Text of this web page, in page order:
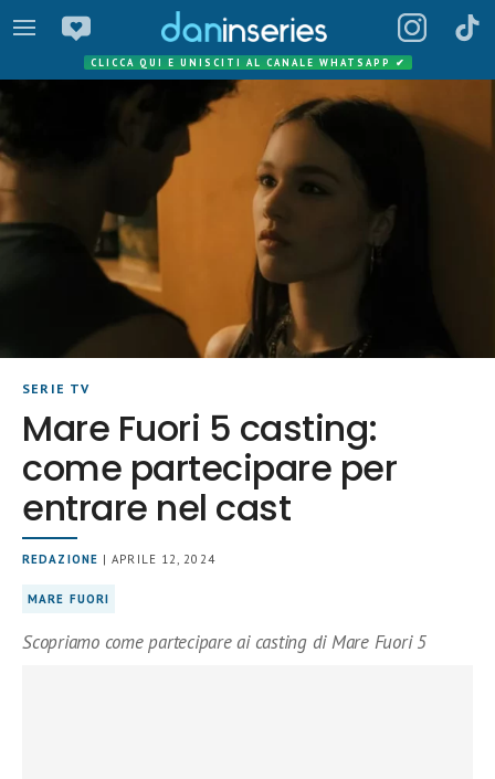
CLICCA QUI E UNISCITI AL CANALE WHATSAPP ✔
SERIE TV
Mare Fuori 5 casting:
come partecipare per
entrare nel cast
REDAZIONE | APRILE 12, 2024
MARE FUORI
Scopriamo come partecipare ai casting di Mare Fuori 5